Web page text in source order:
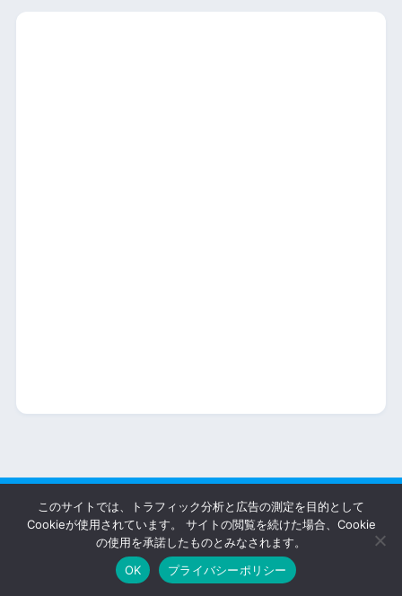
HOME
運営者情報 問い合わせ プライバシーポリシー
© 2026 MobiCame All rights reserved.
このサイトでは、トラフィック分析と広告の測定を目的として
Cookieが使用されています。 サイトの閲覧を続けた場合、Cookie
の使用を承諾したものとみなされます。
OK
プライバシーポリシー